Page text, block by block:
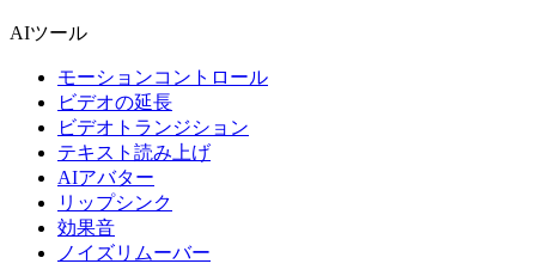
AIツール
モーションコントロール
ビデオの延長
ビデオトランジション
テキスト読み上げ
AIアバター
リップシンク
効果音
ノイズリムーバー